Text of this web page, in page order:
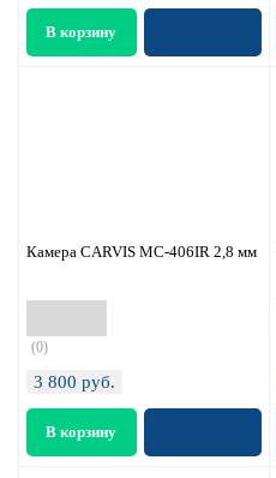
Камера CARVIS MC-406IR 2,8 мм
(0)
3 800 руб.